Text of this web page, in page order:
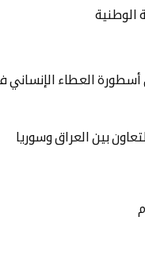
الوطنية
العطاء الإنساني
بين العراق وسوريا